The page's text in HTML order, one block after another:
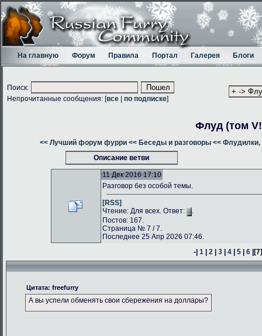
На главную Форум Правила Портал Галерея Блоги
Поиск:
Непрочитанные сообщения: [все по подписке]
Флуд (том
<< Лучший форум фурри << Беседы и разговоры << Флудилки,
Описание ветви
11 Дек 2016 17:10
Разговор без особой темы.
[RSS]
Чтение: Для всех. Ответ:
.
Постов: 167.
Страница № 7 / 7.
Последнее 25 Апр 2026 07:46.
-|1 |2 |3 |4 |5 |6 |
Цитата: freefurry
А вы успели обменять свои сбережения на доллары?